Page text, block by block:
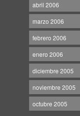
abril 2006
marzo 2006
febrero 2006
enero 2006
diciembre 2005
noviembre 2005
octubre 2005